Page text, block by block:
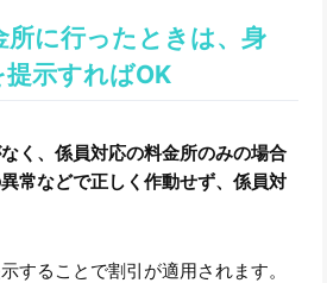
所に行ったときは、身
示すればOK
く、係員対応の料金所のみの場合
常などで正しく作動せず、係員対
することで割引が適用されます。